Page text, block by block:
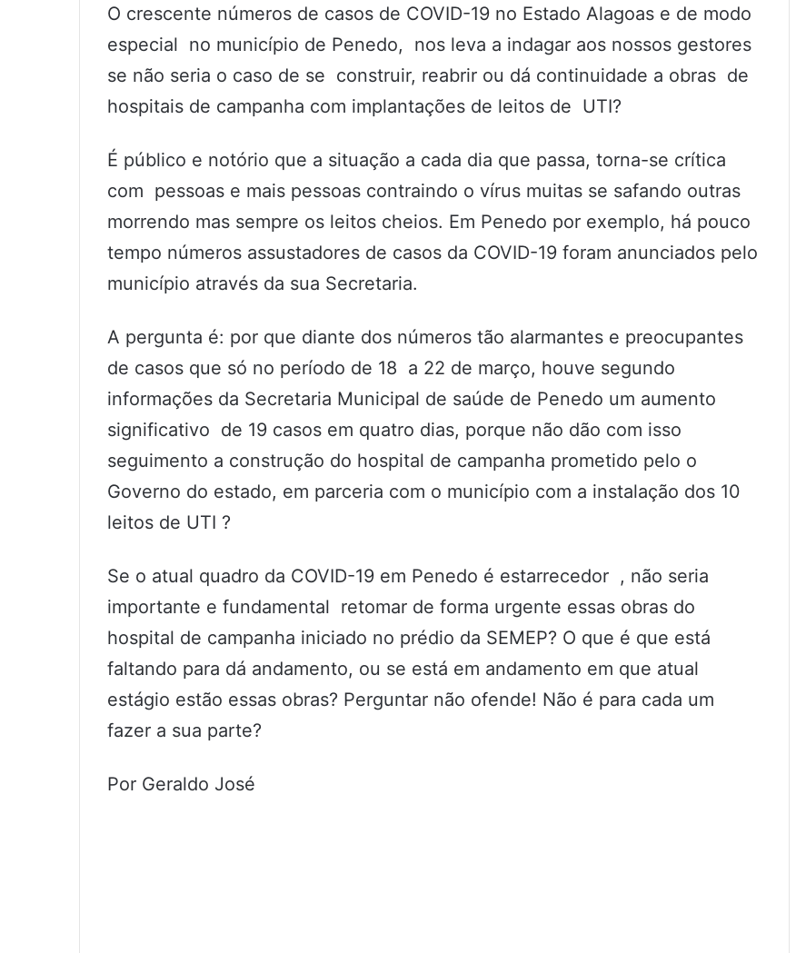
O crescente números de casos de COVID-19 no Estado Alagoas e de modo
especial no município de Penedo, nos leva a indagar aos nossos gestores
se não seria o caso de se construir, reabrir ou dá continuidade a obras de
hospitais de campanha com implantações de leitos de UTI?
É público e notório que a situação a cada dia que passa, torna-se crítica
com pessoas e mais pessoas contraindo o vírus muitas se safando outras
morrendo mas sempre os leitos cheios. Em Penedo por exemplo, há pouco
tempo números assustadores de casos da COVID-19 foram anunciados pelo
município através da sua Secretaria.
A pergunta é: por que diante dos números tão alarmantes e preocupantes
de casos que só no período de 18 a 22 de março, houve segundo
informações da Secretaria Municipal de saúde de Penedo um aumento
significativo de 19 casos em quatro dias, porque não dão com isso
seguimento a construção do hospital de campanha prometido pelo o
Governo do estado, em parceria com o município com a instalação dos 10
leitos de UTI ?
Se o atual quadro da COVID-19 em Penedo é estarrecedor , não seria
importante e fundamental retomar de forma urgente essas obras do
hospital de campanha iniciado no prédio da SEMEP? O que é que está
faltando para dá andamento, ou se está em andamento em que atual
estágio estão essas obras? Perguntar não ofende! Não é para cada um
fazer a sua parte?
Por Geraldo José